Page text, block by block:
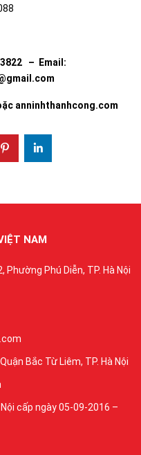
– Email:
anninhthanhcong.com
NAM
Phú Diễn, TP. Hà Nội
Bắc Từ Liêm, TP. Hà Nội
cấp ngày 05-09-2016 –